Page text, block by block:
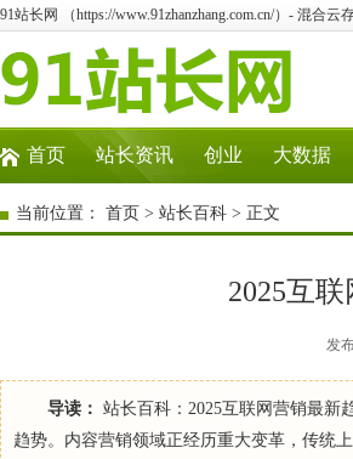
91站长网 （https://www.91zhanzhang.com.cn/）- 混合
首页 站长资讯 创业 大数据
当前位置： 首页 > 站长百科 > 正文
2025互
发
导读： 站长百科：2025互联网营销最新
趋势。内容营销领域正经历重大变革，传统